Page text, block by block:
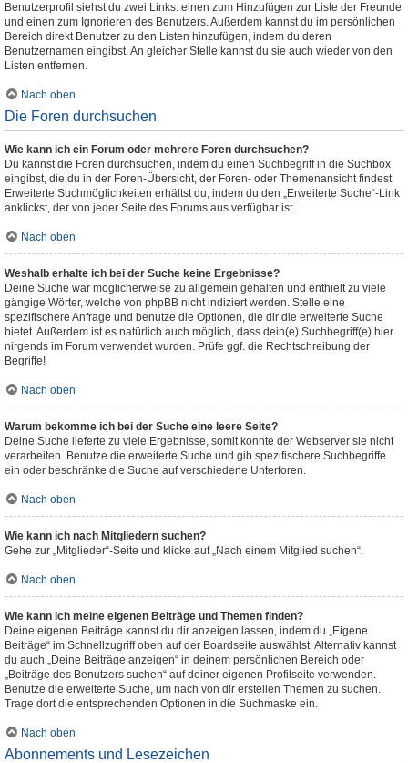
Benutzerprofil siehst du zwei Links: einen zum Hinzufügen zur Liste der Freunde
und einen zum Ignorieren des Benutzers. Außerdem kannst du im persönlichen
Bereich direkt Benutzer zu den Listen hinzufügen, indem du deren
Benutzernamen eingibst. An gleicher Stelle kannst du sie auch wieder von den
Listen entfernen.
Nach oben
Die Foren durchsuchen
Wie kann ich ein Forum oder mehrere Foren durchsuchen?
Du kannst die Foren durchsuchen, indem du einen Suchbegriff in die Suchbox
eingibst, die du in der Foren-Übersicht, der Foren- oder Themenansicht findest.
Erweiterte Suchmöglichkeiten erhältst du, indem du den „Erweiterte Suche“-Link
anklickst, der von jeder Seite des Forums aus verfügbar ist.
Nach oben
Weshalb erhalte ich bei der Suche keine Ergebnisse?
Deine Suche war möglicherweise zu allgemein gehalten und enthielt zu viele
gängige Wörter, welche von phpBB nicht indiziert werden. Stelle eine
spezifischere Anfrage und benutze die Optionen, die dir die erweiterte Suche
bietet. Außerdem ist es natürlich auch möglich, dass dein(e) Suchbegriff(e) hier
nirgends im Forum verwendet wurden. Prüfe ggf. die Rechtschreibung der
Begriffe!
Nach oben
Warum bekomme ich bei der Suche eine leere Seite?
Deine Suche lieferte zu viele Ergebnisse, somit konnte der Webserver sie nicht
verarbeiten. Benutze die erweiterte Suche und gib spezifischere Suchbegriffe
ein oder beschränke die Suche auf verschiedene Unterforen.
Nach oben
Wie kann ich nach Mitgliedern suchen?
Gehe zur „Mitglieder“-Seite und klicke auf „Nach einem Mitglied suchen“.
Nach oben
Wie kann ich meine eigenen Beiträge und Themen finden?
Deine eigenen Beiträge kannst du dir anzeigen lassen, indem du „Eigene
Beiträge“ im Schnellzugriff oben auf der Boardseite auswählst. Alternativ kannst
du auch „Deine Beiträge anzeigen“ in deinem persönlichen Bereich oder
„Beiträge des Benutzers suchen“ auf deiner eigenen Profilseite verwenden.
Benutze die erweiterte Suche, um nach von dir erstellen Themen zu suchen.
Trage dort die entsprechenden Optionen in die Suchmaske ein.
Nach oben
Abonnements und Lesezeichen